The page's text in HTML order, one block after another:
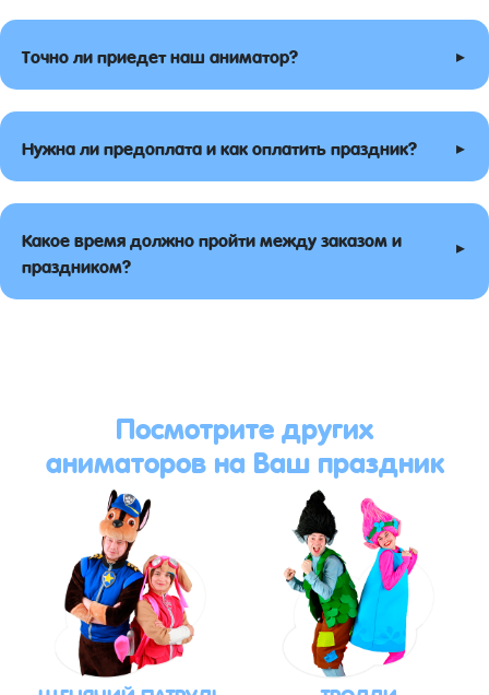
Точно ли приедет наш аниматор? ▸
Нужна ли предоплата и как оплатить праздник? ▸
Какое время должно пройти между заказом и
праздником?
▸
Посмотрите других
аниматоров на Ваш праздник